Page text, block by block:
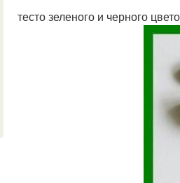
тесто зеленого и черного